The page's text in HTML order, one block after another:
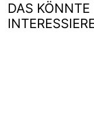
DAS